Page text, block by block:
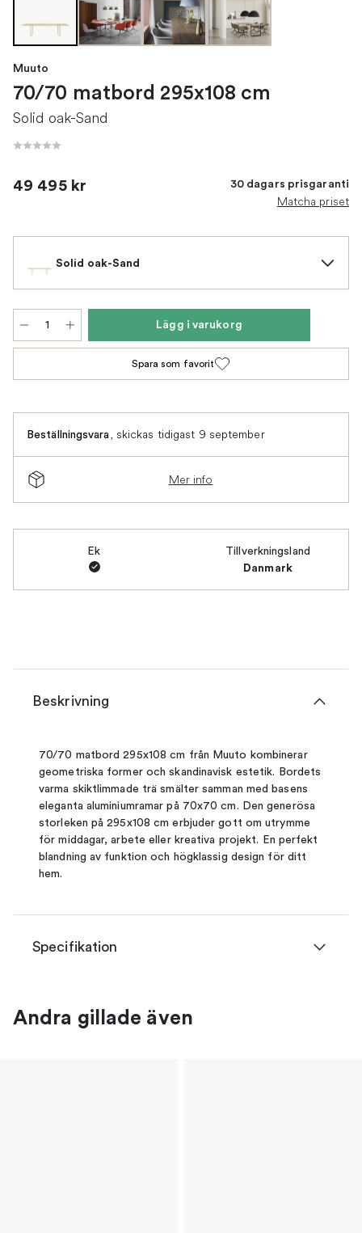
Muuto
70/70 matbord 295x108 cm
Solid oak-Sand
49 495 kr 30 dagars prisgaranti
Matcha priset
Solid oak-Sand
Lägg i varukorg
Spara som favorit
Beställningsvara, skickas tidigast 9 september
Mer info
Ek Tillverkningsland
Danmark
Beskrivning
70/70 matbord 295x108 cm från Muuto kombinerar
geometriska former och skandinavisk estetik. Bordets
varma skiktlimmade trä smälter samman med basens
eleganta aluminiumramar på 70x70 cm. Den generösa
storleken på 295x108 cm erbjuder gott om utrymme
för middagar, arbete eller kreativa projekt. En perfekt
blandning av funktion och högklassig design för ditt
hem.
Specifikation
Andra gillade även